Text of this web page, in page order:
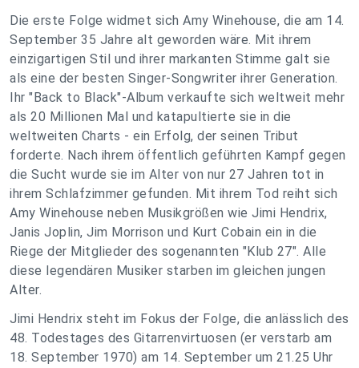
Die erste Folge widmet sich Amy Winehouse, die am 14.
September 35 Jahre alt geworden wäre. Mit ihrem
einzigartigen Stil und ihrer markanten Stimme galt sie
als eine der besten Singer-Songwriter ihrer Generation.
Ihr "Back to Black"-Album verkaufte sich weltweit mehr
als 20 Millionen Mal und katapultierte sie in die
weltweiten Charts - ein Erfolg, der seinen Tribut
forderte. Nach ihrem öffentlich geführten Kampf gegen
die Sucht wurde sie im Alter von nur 27 Jahren tot in
ihrem Schlafzimmer gefunden. Mit ihrem Tod reiht sich
Amy Winehouse neben Musikgrößen wie Jimi Hendrix,
Janis Joplin, Jim Morrison und Kurt Cobain ein in die
Riege der Mitglieder des sogenannten "Klub 27". Alle
diese legendären Musiker starben im gleichen jungen
Alter.
Jimi Hendrix steht im Fokus der Folge, die anlässlich des
48. Todestages des Gitarrenvirtuosen (er verstarb am
18. September 1970) am 14. September um 21.25 Uhr